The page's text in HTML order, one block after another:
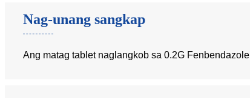
Nag-unang sangkap
Ang matag tablet naglangkob sa 0.2G